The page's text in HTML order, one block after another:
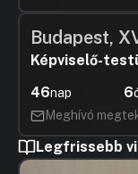
Budapest,
Képviselő-
46nap 6
Meghívó
Legfrissebb